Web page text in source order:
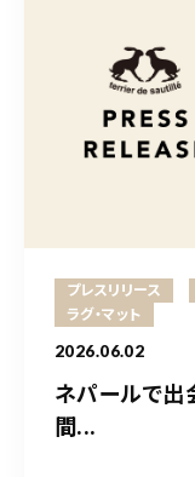
プレスリリース
ラグ・マット
2026.06.02
ネパールで出
間...